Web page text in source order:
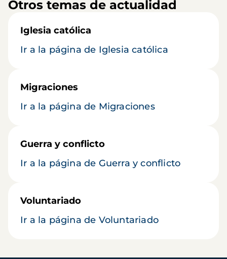
Otros temas de actualidad
Iglesia católica
Ir a la página de Iglesia católica
Migraciones
Ir a la página de Migraciones
Guerra y conflicto
Ir a la página de Guerra y conflicto
Voluntariado
Ir a la página de Voluntariado